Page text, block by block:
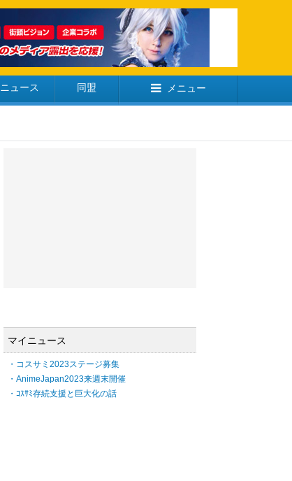
ニュース 同盟 メニュー
マイニュース
・コスサミ2023ステージ募集
・AnimeJapan2023来週末開催
・ｺｽｻﾐ存続支援と巨大化の話